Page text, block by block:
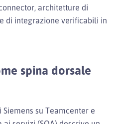
architetture di
di integrazione verificabili in
spina dorsale
su Teamcenter e